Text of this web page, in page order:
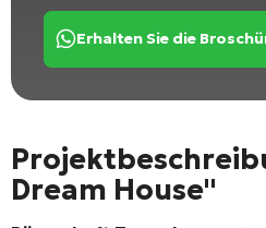
Erhalten Sie die
Dream House"